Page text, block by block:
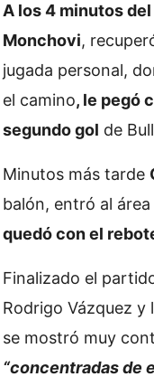
A los 4 minutos
Monchovi,
jugada personal,
el camino, le pegó
segundo gol de
Minutos más tarde
balón, entró al área
quedó con el
Finalizado el
Rodrigo Vázquez
se mostró muy
“concentradas de